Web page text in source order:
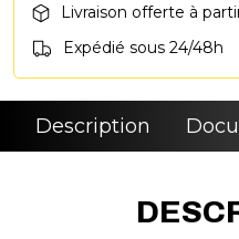
Livraison offerte à
Expédié sous 24/48h
Description